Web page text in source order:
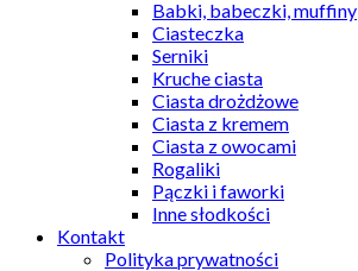
Babki, babeczki, muffiny
Ciasteczka
Serniki
Kruche ciasta
Ciasta drożdżowe
Ciasta z kremem
Ciasta z owocami
Rogaliki
Pączki i faworki
Inne słodkości
Kontakt
Polityka prywatności